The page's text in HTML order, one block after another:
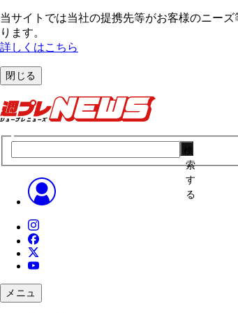
当サイトでは当社の提携先等がお客様のニー
ります。
詳しくはこちら
閉じる
索
す
る
メニュ